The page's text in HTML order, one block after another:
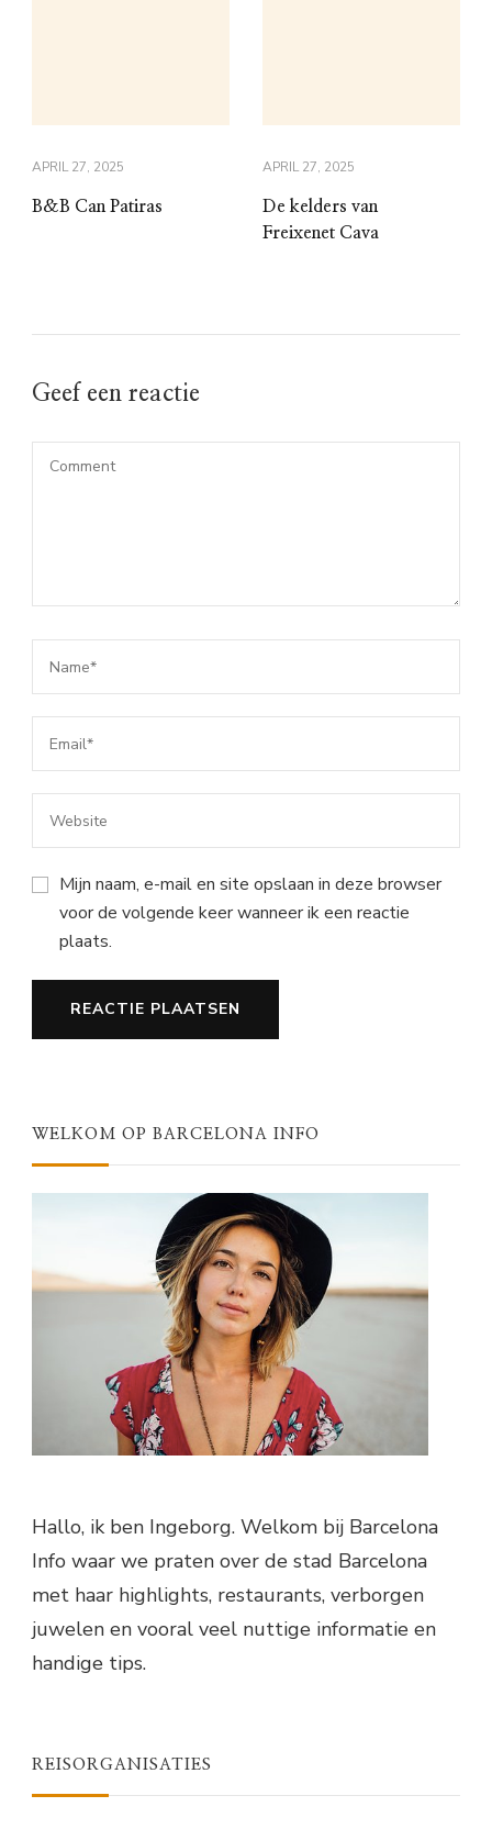
APRIL 27, 2025
B&B Can Patiras
APRIL 27, 2025
De kelders van
Freixenet Cava
Geef een reactie
Mijn naam, e-mail en site opslaan in deze browser
voor de volgende keer wanneer ik een reactie
plaats.
WELKOM OP BARCELONA INFO
Hallo, ik ben Ingeborg. Welkom bij Barcelona
Info waar we praten over de stad Barcelona
met haar highlights, restaurants, verborgen
juwelen en vooral veel nuttige informatie en
handige tips.
REISORGANISATIES